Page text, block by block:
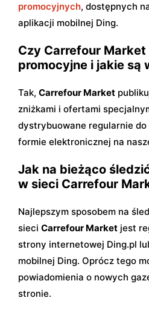
promocyjnych, dostępnych
aplikacji mobilnej Ding.
Czy Carrefour
promocyjne i jakie są
Tak, Carrefour Market
zniżkami i ofertami
dystrybuowane regularnie
formie elektronicznej na
Jak na bieżąco
w sieci Carrefour
Najlepszym sposobem na
sieci Carrefour Market jest
strony internetowej Ding.pl
mobilnej Ding. Oprócz tego
powiadomienia o nowych
stronie.